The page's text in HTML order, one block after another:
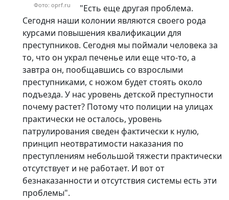
Фото: oprf.ru
"Есть еще другая проблема.
Сегодня наши колонии являются своего рода
курсами повышения квалификации для
преступников. Сегодня мы поймали человека за
то, что он украл печенье или еще что-то, а
завтра он, пообщавшись со взрослыми
преступниками, с ножом будет стоять около
подъезда. У нас уровень детской преступности
почему растет? Потому что полиции на улицах
практически не осталось, уровень
патрулирования сведен фактически к нулю,
принцип неотвратимости наказания по
преступлениям небольшой тяжести практически
отсутствует и не работает. И вот от
безнаказанности и отсутствия системы есть эти
проблемы".